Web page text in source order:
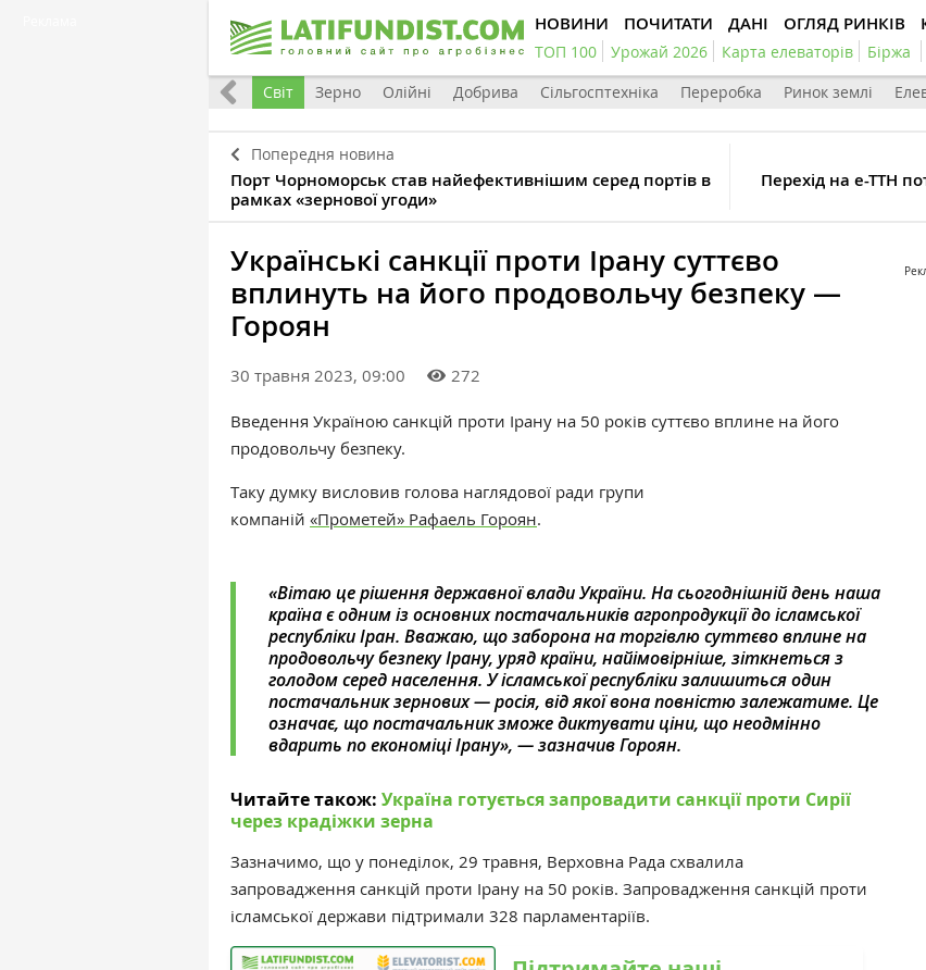
НОВИНИ ПОЧИТАТИ ДАНІ ОГЛЯД РИНКІВ
ТОП 100 Урожай 2026 Карта елеваторів Біржа
Євроінтеграція Світ Зерно Олійні Добрива Сільгосптехніка Переробка Ринок землі
Попередня новина
Порт Чорноморськ став найефективнішим серед портів в
рамках «зернової угоди»
Перехід на е-ТТН
Українські санкції проти Ірану суттєво
вплинуть на його продовольчу безпеку —
Гороян
30 травня 2023, 09:00 272
Введення Україною санкцій проти Ірану на 50 років суттєво вплине на його
продовольчу безпеку.
Таку думку висловив голова наглядової ради групи
компаній «Прометей» Рафаель Гороян.
«Вітаю це рішення державної влади України. На сьогоднішній день наша
країна є одним із основних постачальників агропродукції до ісламської
республіки Іран. Вважаю, що заборона на торгівлю суттєво вплине на
продовольчу безпеку Ірану, уряд країни, найімовірніше, зіткнеться з
голодом серед населення. У ісламської республіки залишиться один
постачальник зернових— росія, від якої вона повністю залежатиме. Це
означає, що постачальник зможе диктувати ціни, що неодмінно
вдарить по економіці Ірану», —зазначив Гороян.
Читайте також: Україна готується запровадити санкції проти Сирії
через крадіжки зерна
Зазначимо, що у понеділок, 29 травня, Верховна Рада схвалила
запровадження санкцій проти Ірану на 50 років. Запровадження санкцій проти
ісламської держави підтримали 328 парламентаріїв.